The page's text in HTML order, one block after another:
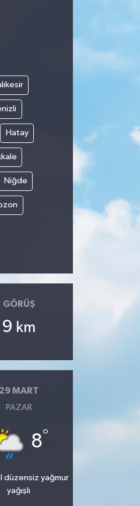
Hatay
Niğde
GÖRÜŞ
9 km
MART
PAZAR
8°
düzensiz yağmur
yağışlı